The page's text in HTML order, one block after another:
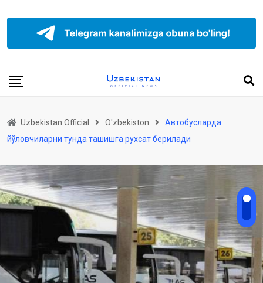
Uzbekistan Official O'zbekiston
Автобусларда
йўловчиларни тунда ташишга рухсат берилади